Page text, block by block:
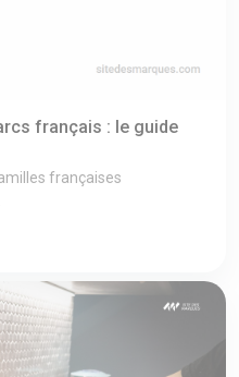
français : le guide
françaises